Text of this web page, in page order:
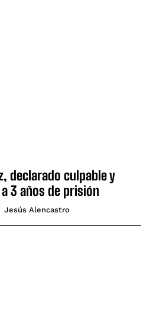
declarado culpable y
3 años de prisión
Jesús Alencastro